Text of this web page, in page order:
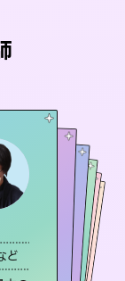
どど
など
復縁 など
など